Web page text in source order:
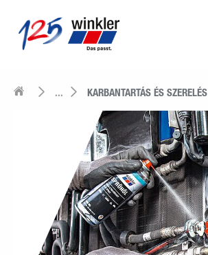
... KARBANTARTÁS ÉS SZERELÉS